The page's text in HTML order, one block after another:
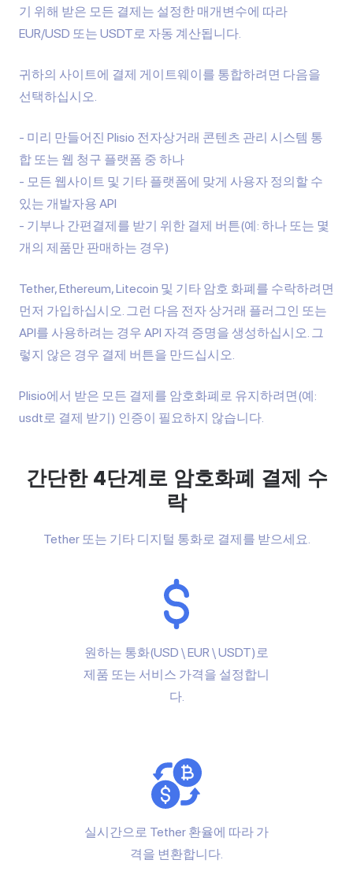
기 위해 받은 모든 결제는 설정한 매개변수에 따라
EUR/USD 또는 USDT로 자동 계산됩니다.
귀하의 사이트에 결제 게이트웨이를 통합하려면 다음을
선택하십시오.
미리 만들어진 Plisio 전자상거래 콘텐츠 관리 시스템 통
합 또는 웹 청구 플랫폼 중 하나
모든 웹사이트 및 기타 플랫폼에 맞게 사용자 정의할 수
있는 개발자용 API
기부나 간편결제를 받기 위한 결제 버튼(예: 하나 또는 몇
개의 제품만 판매하는 경우)
Tether, Ethereum, Litecoin 및 기타 암호 화폐를 수락하려면
먼저 가입하십시오. 그런 다음 전자 상거래 플러그인 또는
API를 사용하려는 경우 API 자격 증명을 생성하십시오. 그
렇지 않은 경우 결제 버튼을 만드십시오.
Plisio에서 받은 모든 결제를 암호화폐로 유지하려면(예:
usdt로 결제 받기) 인증이 필요하지 않습니다.
간단한 4단계로 암호화폐 결제 수
락
Tether 또는 기타 디지털 통화로 결제를 받으세요.
원하는 통화(USD \ EUR \ USDT)로
제품 또는 서비스 가격을 설정합니
다.
실시간으로 Tether 환율에 따라 가
격을 변환합니다.